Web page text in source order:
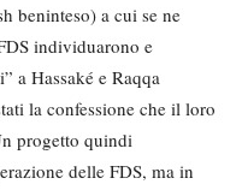
beninteso) a cui se ne
individuarono e
a Hassaké e Raqqa
la confessione che il loro
progetto quindi
delle FDS, ma in